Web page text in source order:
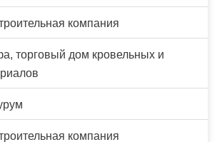
компания
торговый дом кровельных и
компания